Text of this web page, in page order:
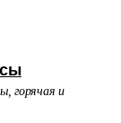
горячая и